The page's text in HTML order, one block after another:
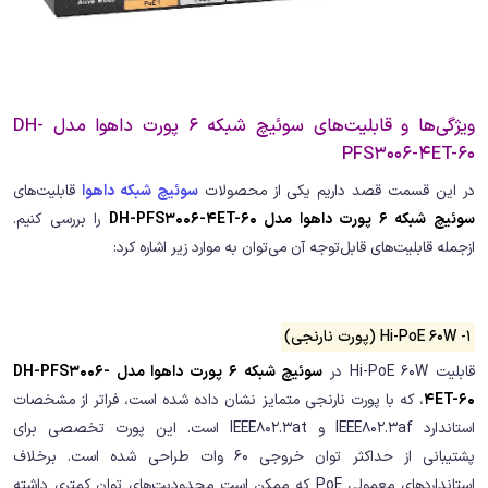
ویژگی‌ها و قابلیت‌های سوئیچ شبکه 6 پورت داهوا مدل DH-
PFS3006-4ET-60
در این قسمت قصد داریم یکی از محصولاتسوئیچ شبکه داهوا قابلیت‌های
سوئیچ شبکه 6 پورت داهوا مدل DH-PFS3006-4ET-60
را بررسی کنیم.
ازجمله قابلیت‌های قابل‌توجه آن می‌توان به موارد زیر اشاره کرد:
1- Hi-PoE 60W (پورت نارنجی)
قابلیت Hi-PoE 60W در
سوئیچ شبکه 6 پورت داهوا مدل DH-PFS3006-
4ET-60، که با پورت نارنجی متمایز نشان داده شده است، فراتر از مشخصات
استاندارد IEEE802.3af و IEEE802.3at است. این پورت تخصصی برای
پشتیبانی از حداکثر توان خروجی 60 وات طراحی شده است. برخلاف